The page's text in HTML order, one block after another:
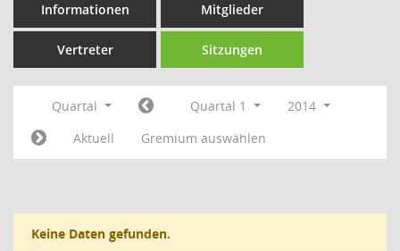
Informationen Mitglieder
Vertreter Sitzungen
Quartal Quartal 1
2014
Aktuell
Gremium auswählen
Keine Daten gefunden.